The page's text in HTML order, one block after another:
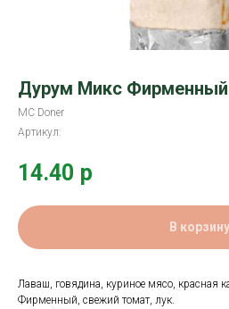
Дурум Микс
MC Doner
Артикул:
14.40 р
В корзину
Лаваш, говядина, куриное мясо, красная
Фирменный, свежий томат, лук.